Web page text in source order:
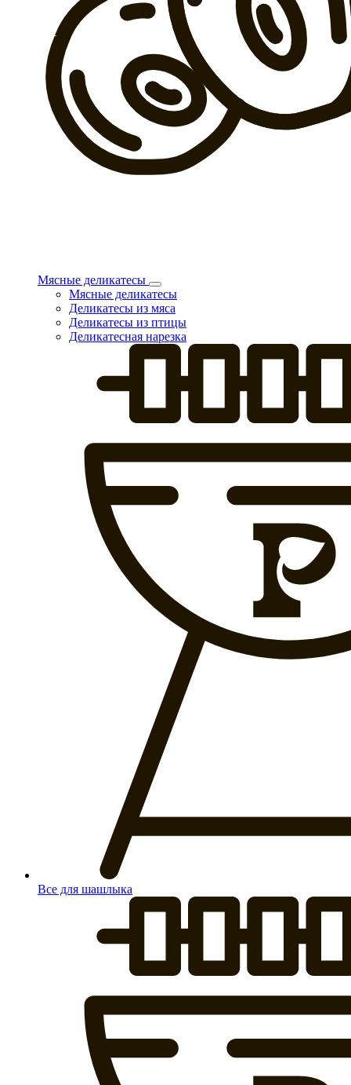
Мясные деликатесы
Мясные деликатесы
Деликатесы из мяса
Деликатесы из птицы
Деликатесная нарезка
Все для шашлыка